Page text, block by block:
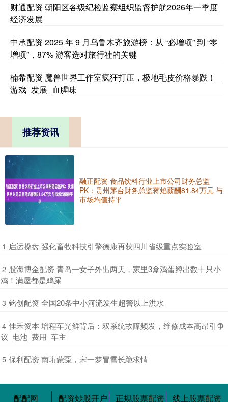
财通配资 朝阳区各级纪检监察组织监督护航2026年一季度
经济发展
中承配资 2025 年 9 月乌鲁木齐旅游榜：从 “必增项” 到 “零
增项”，87% 游客选对旅行社的关键
楠希配资 魔兽世界工作室疯狂打压，极地毛皮价格暴跌！_
游戏_发展_血腥味
推荐资讯
融正配资 食品饮料行业上市公司财务总监
PK：贵州茅台财务总监蒋焰薪酬81.84万元 与
市场均值持平
1 ​启运操盘 强化畜牧科技引擎德康再获四川省级重点实验室
2 ​股海博金配资 青岛一女子外出两天，家里3盒鸡蛋孵出数十只小
鸡！满屋都是鸡屎
3 ​铭创配资 全国20条中小河流发生超警以上洪水
4 ​佳禾资本 增程车光鲜背后：双系统故障频发，维修成本高昂引争
议_电池_费用_车主
5 ​保利配资 南珩蒙冤，宋一梦冒雪长跪求情
配配网 配资炒股开户 正规股票配资 线上股票配资